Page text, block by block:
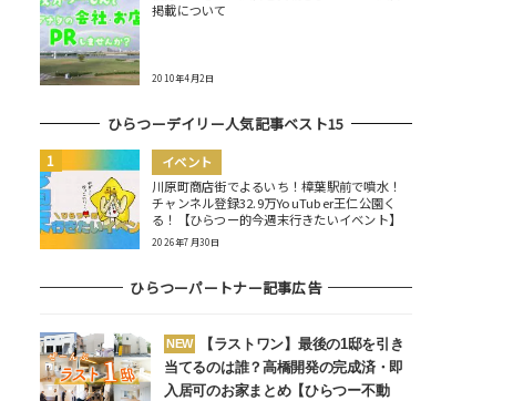
掲載について
2010年4月2日
ひらつーデイリー人気記事ベスト15
イベント
川原町商店街でよるいち！樟葉駅前で噴水！
チャンネル登録32.9万YouTuber王仁公園く
る！【ひらつー的今週末行きたいイベント】
2026年7月30日
ひらつーパートナー記事広告
NEW
【ラストワン】最後の1邸を引き
当てるのは誰？高橋開発の完成済・即
入居可のお家まとめ【ひらつー不動